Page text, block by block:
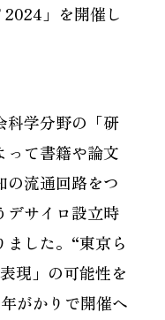
」を開催し
科学分野の「研
って書籍や論文
の流通回路をつ
デサイロ設立時
した。“東京ら
現」の可能性を
がかりで開催へ